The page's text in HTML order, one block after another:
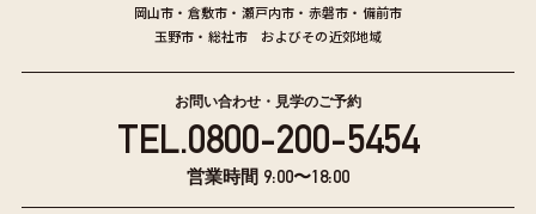
岡山市 ・ 倉敷市 ・ 瀬戸内市 ・ 赤磐市 ・ 備前市
玉野市 ・ 総社市 およびその近郊地域
お問い合わせ・見学のご予約
TEL.0800-200-5454
営業時間 9:00〜18:00